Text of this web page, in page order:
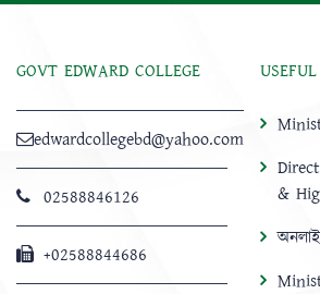
GOVT EDWARD COLLEGE
edwardcollegebd@yahoo.com
02588846126
+02588844686
&